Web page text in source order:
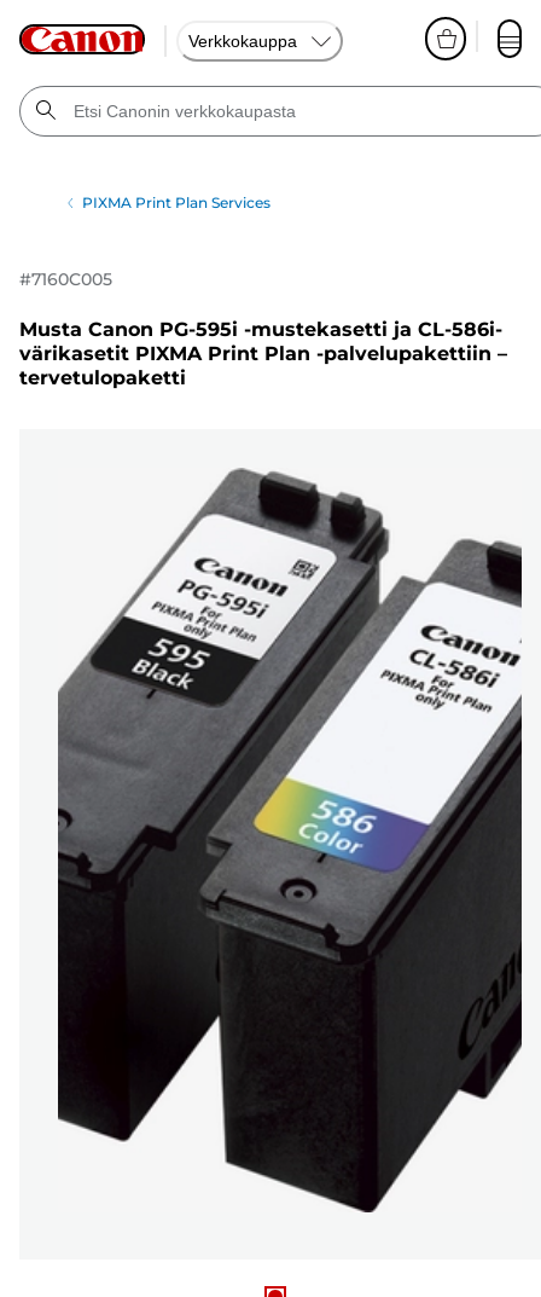
Verkkokauppa
PIXMA Print Plan Services
#7160C005
Musta Canon PG-595i -mustekasetti ja CL-586i-
värikasetit PIXMA Print Plan -palvelupakettiin –
tervetulopaketti